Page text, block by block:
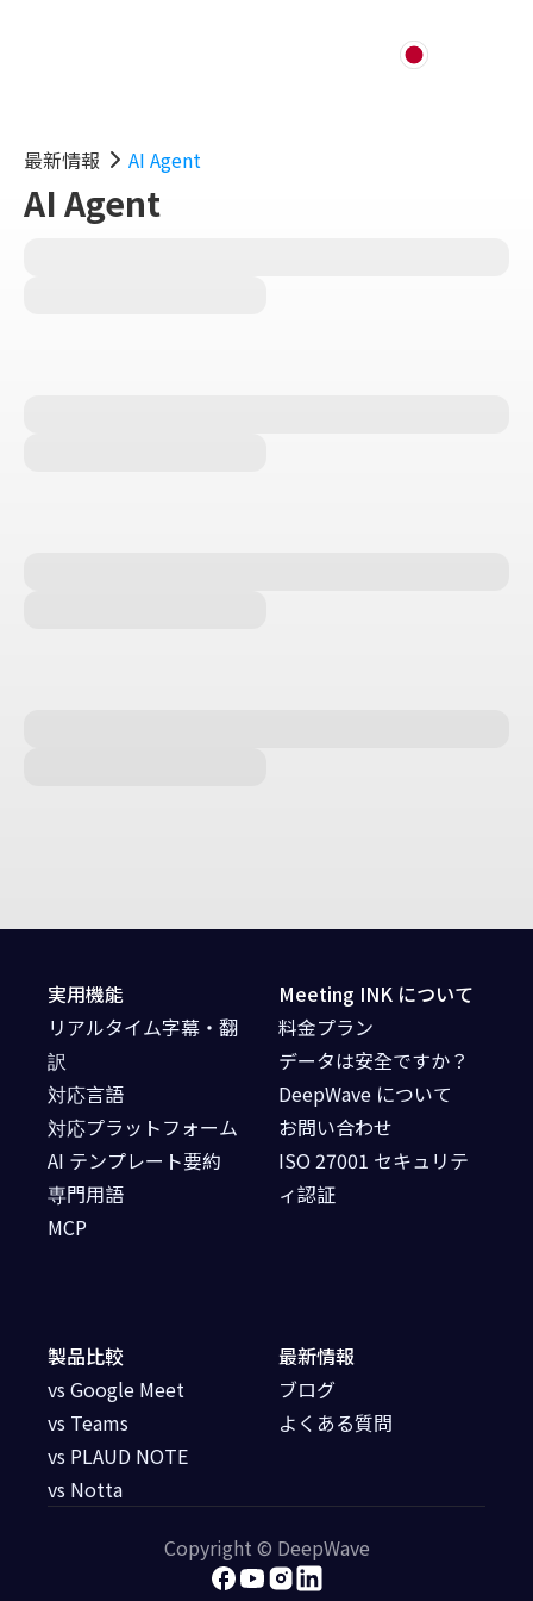
最新情報 AI Agent
AI Agent
実用機能
リアルタイム字幕・翻
訳
対応言語
対応プラットフォーム
AI テンプレート要約
専門用語
MCP
最新情報
ブログ
よくある質問
製品比較
vs Google Meet
vs Teams
vs PLAUD NOTE
vs Notta
Meeting INK について
料金プラン
データは安全ですか？
DeepWave について
お問い合わせ
ISO 27001 セキュリテ
ィ認証
Copyright © DeepWave